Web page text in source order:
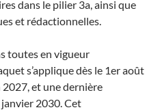
dans le pilier 3a, ainsi que
et rédactionnelles.
toutes en vigueur
s’applique dès le 1er août
et une dernière
2030. Cet